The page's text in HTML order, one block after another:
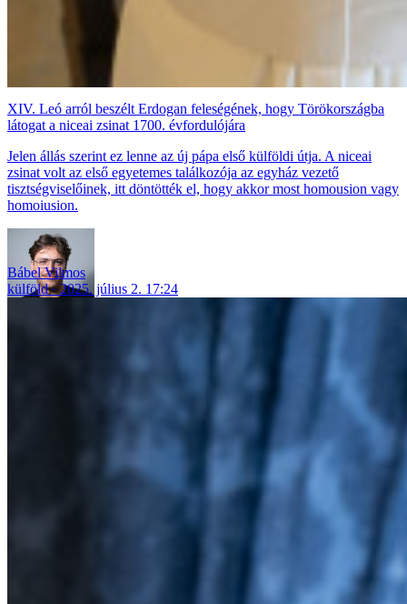
XIV. Leó arról beszélt Erdogan feleségének, hogy Törökországba
látogat a niceai zsinat 1700. évfordulójára
Jelen állás szerint ez lenne az új pápa első külföldi útja. A niceai
zsinat volt az első egyetemes találkozója az egyház vezető
tisztségviselőinek, itt döntötték el, hogy akkor most homousion vagy
homoiusion.
Bábel Vilmos
külföld
2025. július 2. 17:24